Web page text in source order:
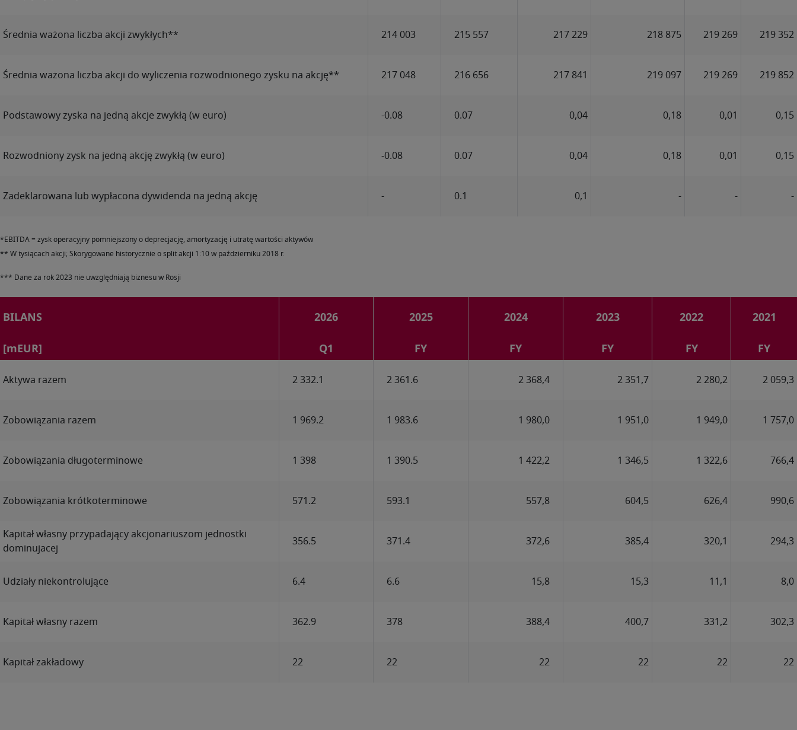
Średnia ważona liczba akcji zwykłych** 214 003 215 557 217 229 218 875 219 269 219 352
Średnia ważona liczba akcji do wyliczenia rozwodnionego zysku na akcję** 217 048 216 656 217 841 219 097 219 269 219 852
Podstawowy zyska na jedną akcje zwykłą (w euro) -0.08 0.07 0,04 0,18 0,01 0,15
Rozwodniony zysk na jedną akcję zwykłą (w euro) -0.08 0.07 0,04 0,18 0,01 0,15
Zadeklarowana lub wypłacona dywidenda na jedną akcję - 0.1 0,1 - - -
*EBITDA = zysk operacyjny pomniejszony o deprecjację, amortyzację i utratę wartości aktywów
** W tysiącach akcji; Skorygowane historycznie o split akcji 1:10 w październiku 2018 r.
*** Dane za rok 2023 nie uwzględniają biznesu w Rosji
BILANS 2026 2025 2024 2023 2022 2021
[mEUR] Q1 FY FY FY FY FY
Aktywa razem 2 332.1 2 361.6 2 368,4 2 351,7 2 280,2 2 059,3
Zobowiązania razem 1 969.2 1 983.6 1 980,0 1 951,0 1 949,0 1 757,0
Zobowiązania długoterminowe 1 398 1 390.5 1 422,2 1 346,5 1 322,6 766,4
Zobowiązania krótkoterminowe 571.2 593.1 557,8 604,5 626,4 990,6
Kapitał własny przypadający akcjonariuszom jednostki
dominujacej
356.5 371.4 372,6 385,4 320,1 294,3
Udziały niekontrolujące 6.4 6.6 15,8 15,3 11,1 8,0
Kapitał własny razem 362.9 378 388,4 400,7 331,2 302,3
Kapitał zakładowy 22 22 22 22 22 22